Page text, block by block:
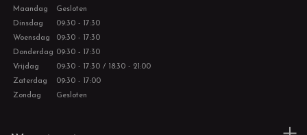
Maandag
Gesloten
Dinsdag
09:30 - 17:30
Woensdag
09:30 - 17:30
Donderdag 09:30 - 17:30
Vrijdag
09:30 - 17:30 / 18:30 - 21:00
Zaterdag
09:30 - 17:00
Zondag
Gesloten